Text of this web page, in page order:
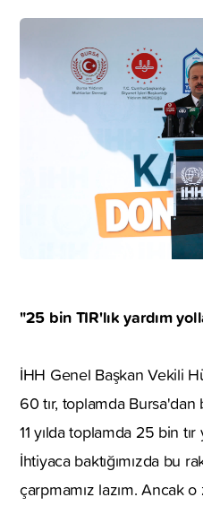
"25 bin TIR'lık yardım
İHH Genel Başkan Vekili
60 tır, toplamda
11 yılda toplamda 25 bin
İhtiyaca baktığımızda bu
çarpmamız lazım. Ancak o